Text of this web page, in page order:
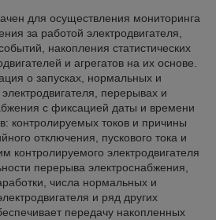
для осуществления мониторинга
за работой электродвигателя,
накопления статистических
и агрегатов на их основе.
о запусках, нормальных и
перерывах и
с фиксацией даты и времени
контролируемых токов и причины
отключения, пускового тока и
контролируемого электродвигателя
перерыва электроснабжения,
числа нормальных и
и ряд других
передачу накопленных